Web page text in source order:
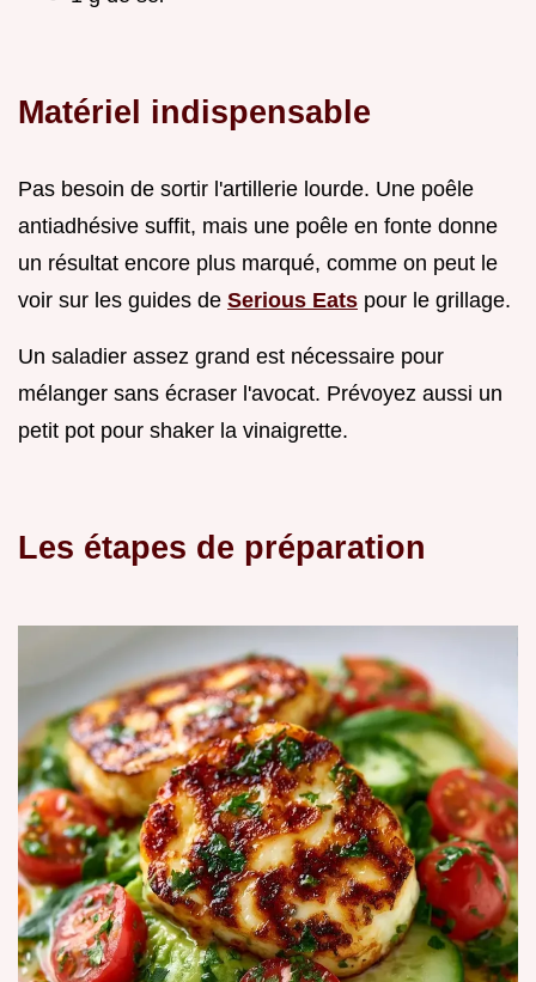
Matériel indispensable
Pas besoin de sortir l'artillerie lourde. Une poêle
antiadhésive suffit, mais une poêle en fonte donne
un résultat encore plus marqué, comme on peut le
voir sur les guides de Serious Eats pour le grillage.
Un saladier assez grand est nécessaire pour
mélanger sans écraser l'avocat. Prévoyez aussi un
petit pot pour shaker la vinaigrette.
Les étapes de préparation